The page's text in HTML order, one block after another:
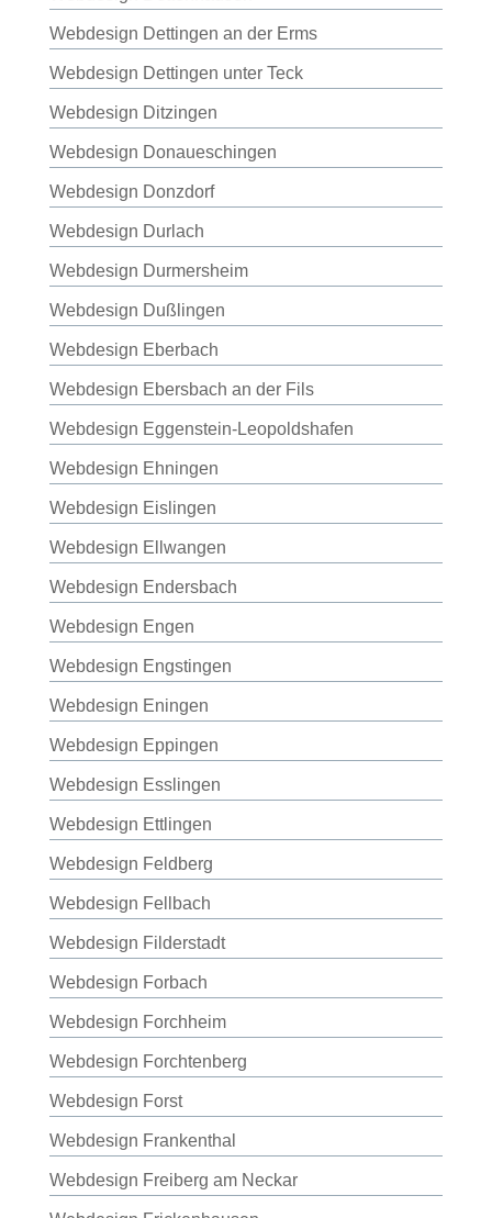
Webdesign Dettingen an der Erms
Webdesign Dettingen unter Teck
Webdesign Ditzingen
Webdesign Donaueschingen
Webdesign Donzdorf
Webdesign Durlach
Webdesign Durmersheim
Webdesign Dußlingen
Webdesign Eberbach
Webdesign Ebersbach an der Fils
Webdesign Eggenstein-Leopoldshafen
Webdesign Ehningen
Webdesign Eislingen
Webdesign Ellwangen
Webdesign Endersbach
Webdesign Engen
Webdesign Engstingen
Webdesign Eningen
Webdesign Eppingen
Webdesign Esslingen
Webdesign Ettlingen
Webdesign Feldberg
Webdesign Fellbach
Webdesign Filderstadt
Webdesign Forbach
Webdesign Forchheim
Webdesign Forchtenberg
Webdesign Forst
Webdesign Frankenthal
Webdesign Freiberg am Neckar